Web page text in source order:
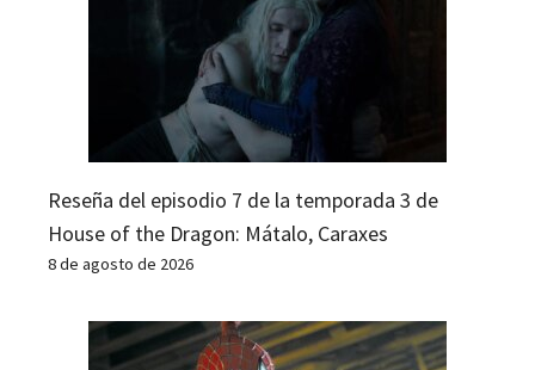
Reseña del episodio 7 de la temporada 3 de
House of the Dragon: Mátalo, Caraxes
8 de agosto de 2026